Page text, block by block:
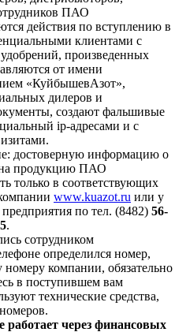
ПАО
действия по вступлению в
клиентами с
произведенных
от имени
«КуйбышевАзот»,
дилеров и
создают фальшивые
ip-адресами и с
достоверную информацию о
на продукцию ПАО
только в соответствующих
www.kuazot.ru или у
по тел. (8482) 56-
.
сотрудником
определился номер,
компании, обязательно
в поступившем вам
технические средства,
через финансовых